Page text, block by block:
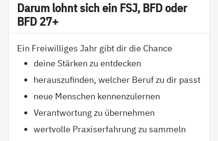
Dar­um lohnt sich ein FSJ, BFD oder
BFD 27+
Ein Freiwilliges Jahr gibt dir die Chance
deine Stärken zu entdecken
herauszufinden, welcher Beruf zu dir passt
neue Menschen kennenzulernen
Verantwortung zu übernehmen
wertvolle Praxiserfahrung zu sammeln